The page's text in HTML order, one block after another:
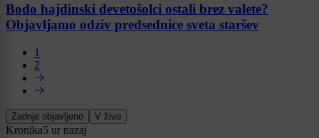
Bodo hajdinski devetošolci ostali brez valete?
Objavljamo odziv predsednice sveta staršev
1
2
Zadnje objavljeno V živo
Kronika5 ur nazaj